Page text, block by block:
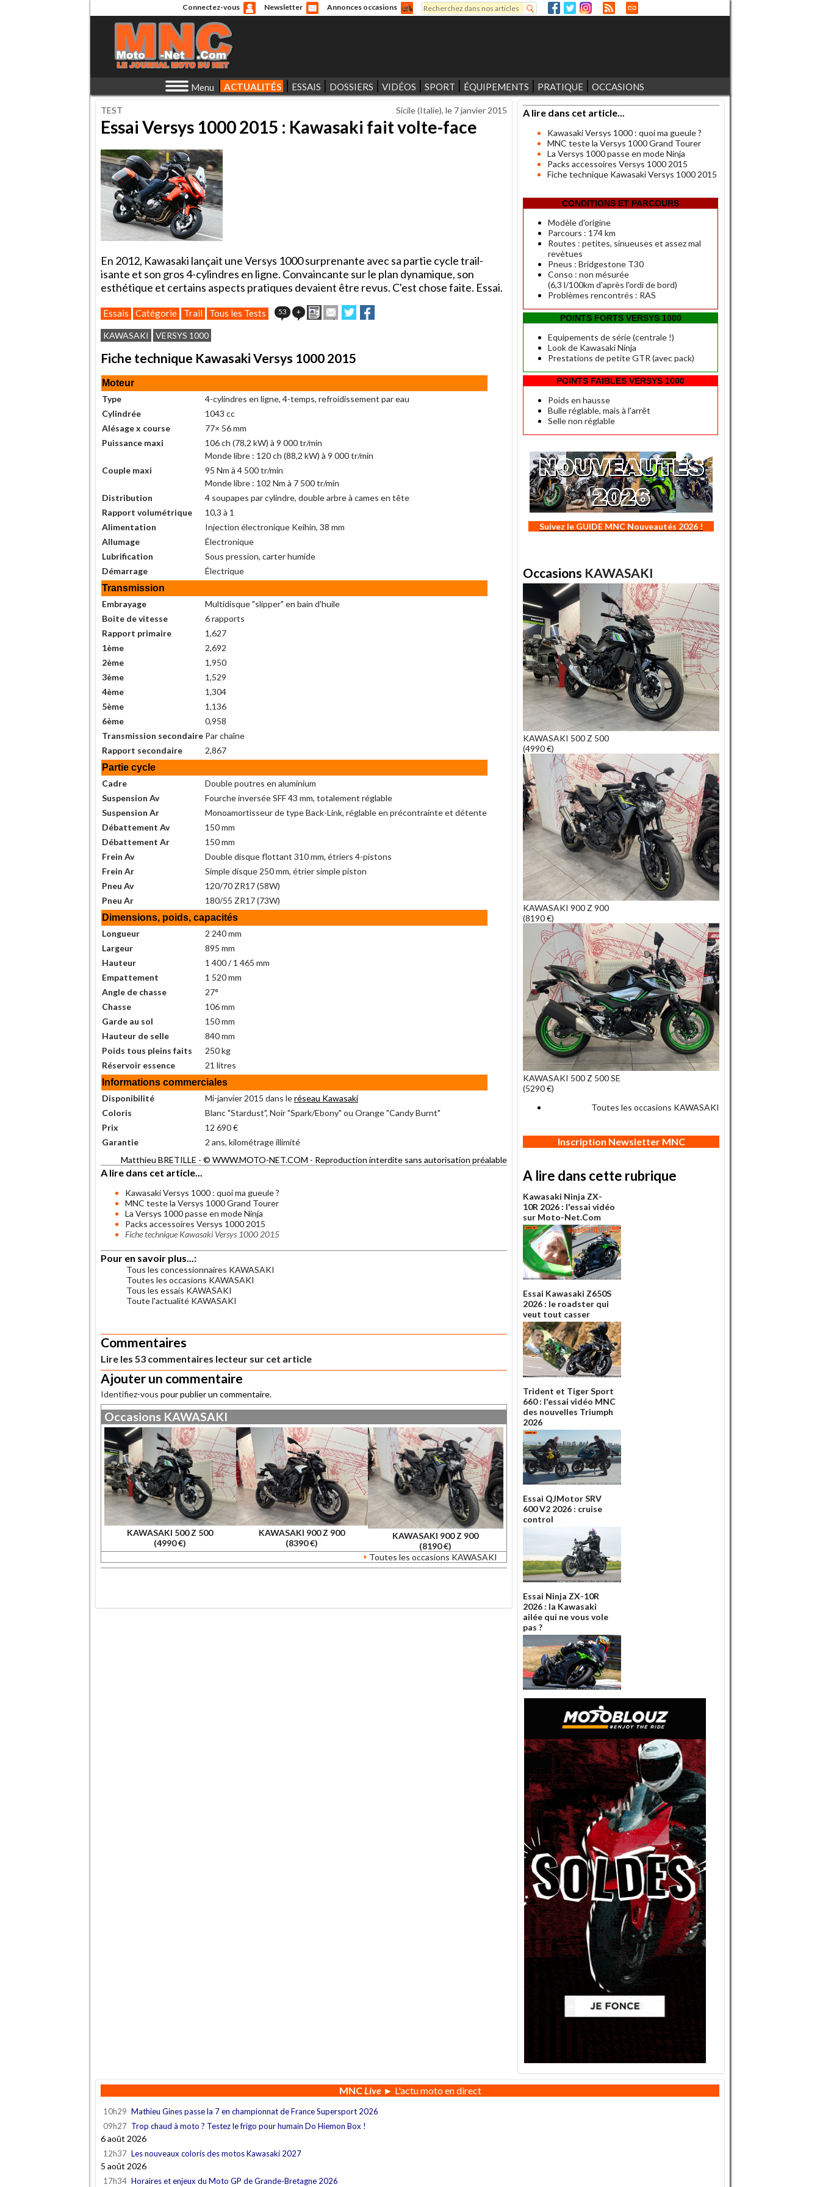
Connectez-vous Newsletter Annonces occasions
Formulaire de recherche
Rechercher
Menu ACTUALITÉS ESSAIS DOSSIERS VIDÉOS SPORT ÉQUIPEMENTS PRATIQUE OCCASIONS
TEST Sicile (Italie), le 7 janvier 2015
Essai Versys 1000 2015 : Kawasaki fait volte-face
En 2012, Kawasaki lançait une Versys 1000 surprenante avec sa partie cycle trail-
isante et son gros 4-cylindres en ligne. Convaincante sur le plan dynamique, son
esthétique et certains aspects pratiques devaient être revus. C'est chose faite. Essai.
Essais Catégorie Trail Tous les Tests 53 + ImprimerEnvoyer
cet
un
ami
Partager
sur
sur
KAWASAKI VERSYS 1000
Fiche technique Kawasaki Versys 1000 2015
Moteur
Type
4-cylindres en ligne, 4-temps, refroidissement par eau
Cylindrée
1043 cc
Alésage x course
77× 56 mm
Puissance maxi
106 ch (78,2 kW) à 9 000 tr/min
Monde libre : 120 ch (88,2 kW) à 9 000 tr/min
Couple maxi
95 Nm à 4 500 tr/min
Monde libre : 102 Nm à 7 500 tr/min
Distribution
4 soupapes par cylindre, double arbre à cames en tête
Rapport volumétrique
10,3 à 1
Alimentation
Injection électronique Keihin, 38 mm
Allumage
Électronique
Lubrification
Sous pression, carter humide
Démarrage
Électrique
Transmission
Embrayage
Multidisque "slipper" en bain d'huile
Boite de vitesse
6 rapports
Rapport primaire
1,627
1ème
2,692
2ème
1,950
3ème
1,529
4ème
1,304
5ème
1,136
6ème
0,958
Transmission secondaire Par chaîne
Rapport secondaire
2,867
Partie cycle
Cadre
Double poutres en aluminium
Suspension Av
Fourche inversée SFF 43 mm, totalement réglable
Suspension Ar
Monoamortisseur de type Back-Link, réglable en précontrainte et détente
Débattement Av
150 mm
Débattement Ar
150 mm
Frein Av
Double disque flottant 310 mm, étriers 4-pistons
Frein Ar
Simple disque 250 mm, étrier simple piston
Pneu Av
120/70 ZR17 (58W)
Pneu Ar
180/55 ZR17 (73W)
Dimensions, poids, capacités
Longueur
2 240 mm
Largeur
895 mm
Hauteur
1 400 / 1 465 mm
Empattement
1 520 mm
Angle de chasse
27°
Chasse
106 mm
Garde au sol
150 mm
Hauteur de selle
840 mm
Poids tous pleins faits
250 kg
Réservoir essence
21 litres
Informations commerciales
Disponibilité
Mi-janvier 2015 dans leréseau Kawasaki
Coloris
Blanc "Stardust", Noir "Spark/Ebony" ou Orange "Candy Burnt"
Prix
12 690 €
Garantie
2 ans, kilométrage illimité
Matthieu BRETILLE - © WWW.MOTO-NET.COM - Reproduction interdite sans autorisation préalable
A lire dans cet article...
Kawasaki Versys 1000 : quoi ma gueule ?
MNC teste la Versys 1000 Grand Tourer
La Versys 1000 passe en mode Ninja
Packs accessoires Versys 1000 2015
Fiche technique Kawasaki Versys 1000 2015
Pour en savoir plus...:
Tous les concessionnaires KAWASAKI
Toutes les occasions KAWASAKI
Tous les essais KAWASAKI
Toute l'actualité KAWASAKI
Commentaires
Lire les 53 commentaires lecteur sur cet article
Ajouter un commentaire
Identifiez-vous pour publier un commentaire.
Occasions KAWASAKI
KAWASAKI 500 Z 500
(4990 €)
KAWASAKI 900 Z 900
(8390 €)
KAWASAKI 900 Z 900
(8190 €)
Toutes les occasions KAWASAKI
A lire dans cet article...
Kawasaki Versys 1000 : quoi ma gueule ?
MNC teste la Versys 1000 Grand Tourer
La Versys 1000 passe en mode Ninja
Packs accessoires Versys 1000 2015
Fiche technique Kawasaki Versys 1000 2015
CONDITIONS ET PARCOURS
Modèle d'origine
Parcours : 174 km
Routes : petites, sinueuses et assez mal
revètues
Pneus : Bridgestone T30
Conso : non mésurée
(6,3 l/100km d'après l'ordi de bord)
Problèmes rencontrés : RAS
POINTS FORTS VERSYS 1000
Equipements de série (centrale !)
Look de Kawasaki Ninja
Prestations de petite GTR (avec pack)
POINTS FAIBLES VERSYS 1000
Poids en hausse
Bulle réglable, mais à l'arrêt
Selle non réglable
Suivez le GUIDE MNC Nouveautés 2026 !
Occasions KAWASAKI
KAWASAKI 500 Z 500
(4990 €)
KAWASAKI 900 Z 900
(8190 €)
KAWASAKI 500 Z 500 SE
(5290 €)
Toutes les occasions KAWASAKI
Inscription Newsletter MNC
A lire dans cette rubrique
Kawasaki Ninja ZX-
10R 2026 : l'essai vidéo
sur Moto-Net.Com
Essai Kawasaki Z650S
2026 : le roadster qui
veut tout casser
Trident et Tiger Sport
660 : l'essai vidéo MNC
des nouvelles Triumph
2026
Essai QJMotor SRV
600 V2 2026 : cruise
control
Essai Ninja ZX-10R
2026 : la Kawasaki
ailée qui ne vous vole
pas ?
MNCLive► L'actu moto en direct
10h29 Mathieu Gines passe la 7 en championnat de France Supersport 2026
09h27 Trop chaud à moto ? Testez le frigo pour humain Do Hiemon Box !
6 août 2026
12h37 Les nouveaux coloris des motos Kawasaki 2027
5 août 2026
17h34 Horaires et enjeux du Moto GP de Grande-Bretagne 2026